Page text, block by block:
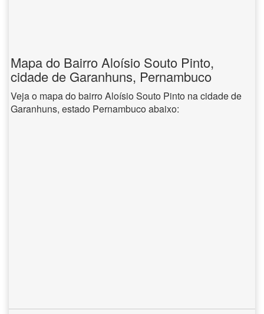
Mapa do Bairro Aloísio Souto Pinto,
cidade de Garanhuns, Pernambuco
Veja o mapa do bairro Aloísio Souto Pinto na cidade de
Garanhuns, estado Pernambuco abaixo: